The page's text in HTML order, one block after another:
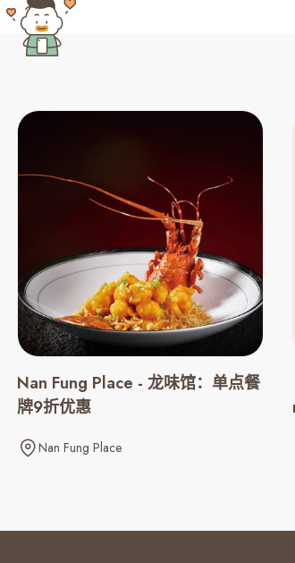
Nan Fung Place - 龙味馆：单点餐
牌9折优惠
Nan Fung Place